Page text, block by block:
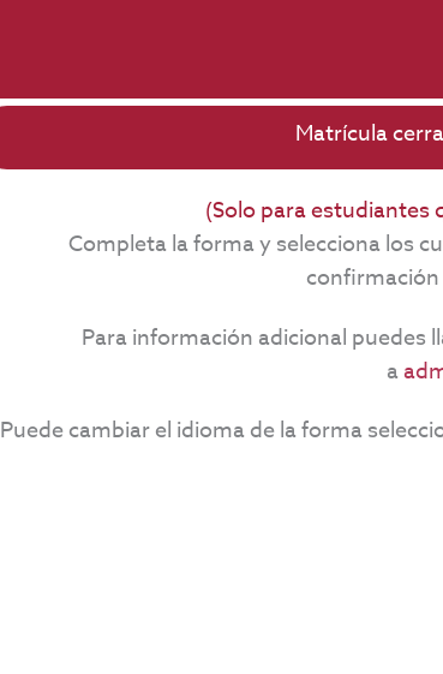
Matrícula
(Solo para estudiantes
Completa la forma y selecciona los
confirmación
Para información adicional puedes
a
Puede cambiar el idioma de la forma